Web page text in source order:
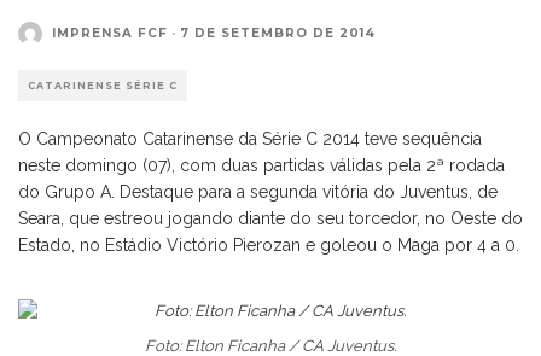
IMPRENSA FCF · 7 DE SETEMBRO DE 2014
CATARINENSE SÉRIE C
O Campeonato Catarinense da Série C 2014 teve sequência
neste domingo (07), com duas partidas válidas pela 2ª rodada
do Grupo A. Destaque para a segunda vitória do Juventus, de
Seara, que estreou jogando diante do seu torcedor, no Oeste do
Estado, no Estádio Victório Pierozan e goleou o Maga por 4 a 0.
Foto: Elton Ficanha / CA Juventus.